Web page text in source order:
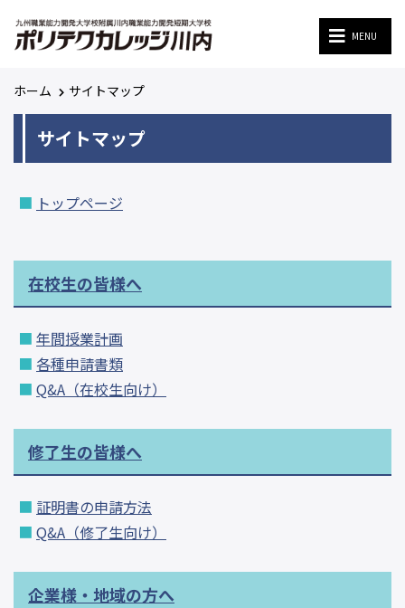
MENU
MENU
ホーム サイトマップ
サイトマップ
トップページ
在校生の皆様へ
年間授業計画
各種申請書類
Q&A（在校生向け）
修了生の皆様へ
証明書の申請方法
Q&A（修了生向け）
企業様・地域の方へ